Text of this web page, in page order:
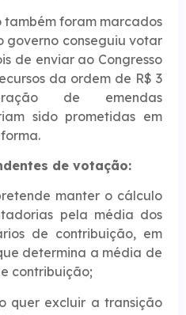
também foram marcados
governo conseguiu votar
de enviar ao Congresso
da ordem de R$ 3
de emendas
sido prometidas em
de votação:
manter o cálculo
pela média dos
de contribuição, em
determina a média de
contribuição;
quer excluir a transição